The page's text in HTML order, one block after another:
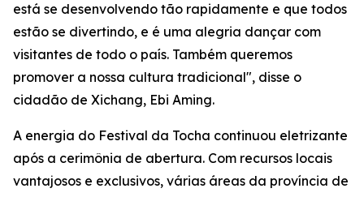
está se desenvolvendo tão rapidamente e que todos
estão se divertindo, e é uma alegria dançar com
visitantes de todo o país. Também queremos
promover a nossa cultura tradicional", disse o
cidadão de Xichang, Ebi Aming.
A energia do Festival da Tocha continuou eletrizante
após a cerimônia de abertura. Com recursos locais
vantajosos e exclusivos, várias áreas da província de